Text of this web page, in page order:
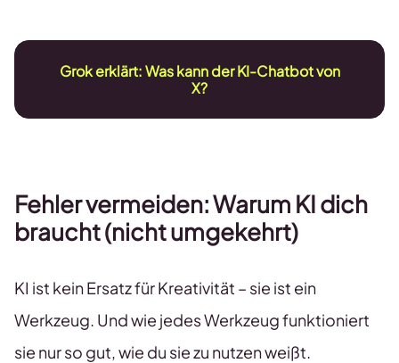
Grok erklärt: Was kann der KI-Chatbot von
X?
Fehler vermeiden: Warum KI dich
braucht (nicht umgekehrt)
KI ist kein Ersatz für Kreativität – sie ist ein
Werkzeug. Und wie jedes Werkzeug funktioniert
sie nur so gut, wie du sie zu nutzen weißt.